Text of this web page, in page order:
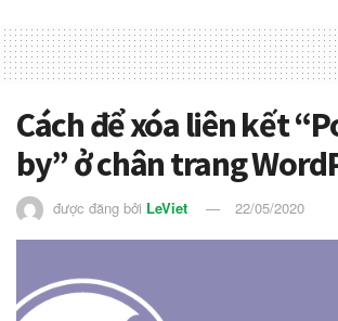
Cách để xóa liên kết
by” ở chân trang
được đăng bởi LeViet 22/05/2020